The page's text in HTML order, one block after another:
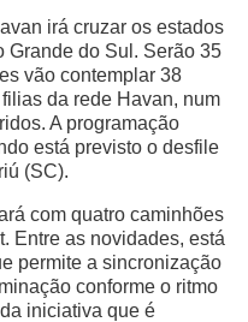
irá cruzar os estados
Grande do Sul. Serão 35
vão contemplar 38
da rede Havan, num
A programação
está previsto o desfile
(SC).
com quatro caminhões
Entre as novidades, está
permite a sincronização
conforme o ritmo
iniciativa que é